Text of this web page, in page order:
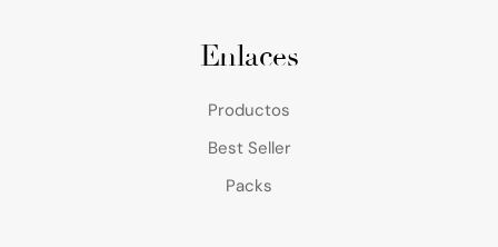
Enlaces
Productos
Best Seller
Packs